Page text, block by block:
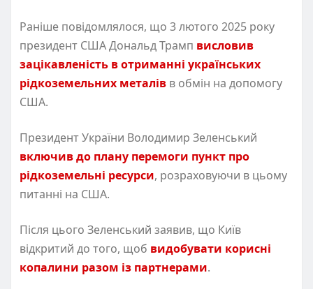
Раніше повідомлялося, що 3 лютого 2025 року
президент США Дональд Трамп висловив
зацікавленість в отриманні українських
рідкоземельних металів в обмін на допомогу
США.
Президент України Володимир Зеленський
включив до плану перемоги пункт про
рідкоземельні ресурси, розраховуючи в цьому
питанні на США.
Після цього Зеленський заявив, що Київ
відкритий до того, щоб видобувати корисні
копалини разом із партнерами.